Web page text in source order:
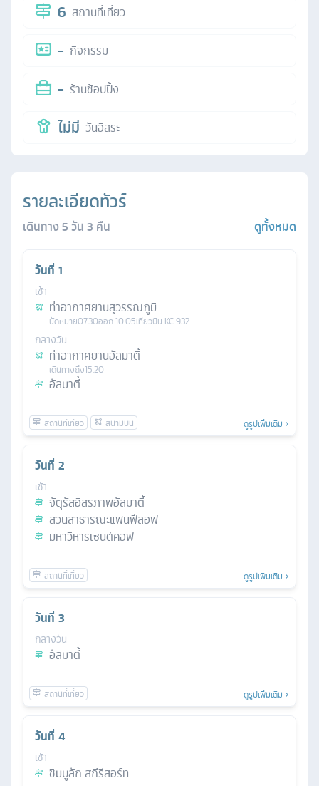
6 สถานที่เที่ยว
- กิจกรรม
- ร้านช้อปปิ้ง
ไม่มี วันอิสระ
รายละเอียดทัวร์
เดินทาง5วัน3 คืน ดูทั้งหมด
วันที่ 1
เช้า
ท่าอากาศยานสุวรรณภูมิ
นัดหมาย07.30ออก10.05เที่ยวบิน KC 932
กลางวัน
ท่าอากาศยานอัลมาตี้
เดินทางถึง15.20
อัลมาตี้
ดูรูปเพิ่มเติม
วันที่ 2
เช้า
จัตุรัสอิสรภาพอัลมาตี้
สวนสาธารณะแพนฟีลอฟ
มหาวิหารเซนต์คอฟ
ดูรูปเพิ่มเติม
วันที่ 3
กลางวัน
อัลมาตี้
ดูรูปเพิ่มเติม
วันที่ 4
เช้า
ชิมบูลัก สกีรีสอร์ท